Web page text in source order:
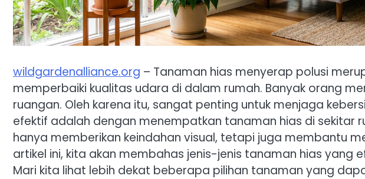
wildgardenalliance.org – Tanaman hias menyerap polusi
memperbaiki kualitas udara di dalam rumah. Banyak orang
ruangan. Oleh karena itu, sangat penting untuk menjaga
efektif adalah dengan menempatkan tanaman hias di sekitar
hanya memberikan keindahan visual, tetapi juga membantu
artikel ini, kita akan membahas jenis-jenis tanaman hias yang
Mari kita lihat lebih dekat beberapa pilihan tanaman yang